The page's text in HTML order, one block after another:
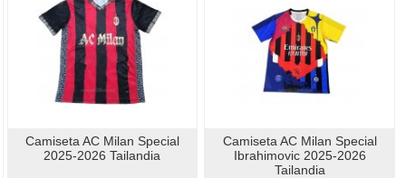
Camiseta AC Milan Special
2025-2026 Tailandia
Camiseta AC Milan Special
Ibrahimovic 2025-2026
Tailandia